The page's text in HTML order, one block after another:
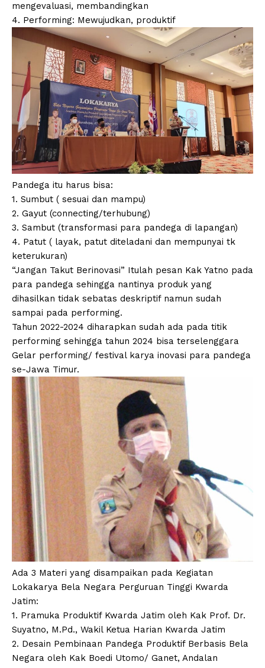
mengevaluasi, membandingkan
4. Performing: Mewujudkan, produktif
Pandega itu harus bisa:
1. Sumbut ( sesuai dan mampu)
2. Gayut (connecting/terhubung)
3. Sambut (transformasi para pandega di lapangan)
4. Patut ( layak, patut diteladani dan mempunyai tk
keterukuran)
“Jangan Takut Berinovasi” Itulah pesan Kak Yatno pada
para pandega sehingga nantinya produk yang
dihasilkan tidak sebatas deskriptif namun sudah
sampai pada performing.
Tahun 2022-2024 diharapkan sudah ada pada titik
performing sehingga tahun 2024 bisa terselenggara
Gelar performing/ festival karya inovasi para pandega
se-Jawa Timur.
Ada 3 Materi yang disampaikan pada Kegiatan
Lokakarya Bela Negara Perguruan Tinggi Kwarda
Jatim:
1. Pramuka Produktif Kwarda Jatim oleh Kak Prof. Dr.
Suyatno, M.Pd., Wakil Ketua Harian Kwarda Jatim
2. Desain Pembinaan Pandega Produktif Berbasis Bela
Negara oleh Kak Boedi Utomo/ Ganet, Andalan